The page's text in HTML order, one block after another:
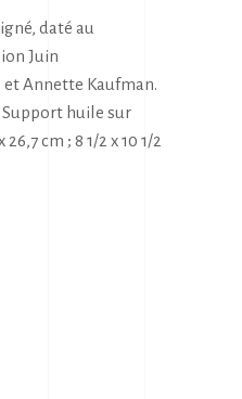
daté au
Juin
et Annette Kaufman.
Support huile sur
cm ; 8 1/2 x 10 1/2